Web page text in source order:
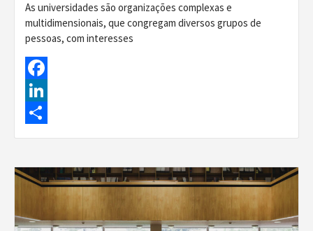
As universidades são organizações complexas e
multidimensionais, que congregam diversos grupos de
pessoas, com interesses
Facebook
LinkedIn
Share